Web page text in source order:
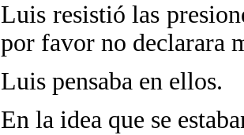
Luis resistió las
por favor no declarara
Luis pensaba en ellos.
En la idea que se